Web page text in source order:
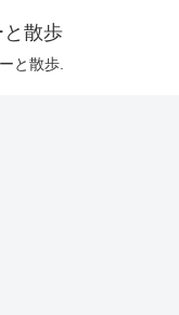
と散歩
と散歩.